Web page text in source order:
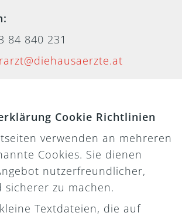
84 840 231
Cookie Richtlinien
verwenden an mehreren
Cookies. Sie dienen
nutzerfreundlicher,
sicherer zu machen.
Textdateien, die auf